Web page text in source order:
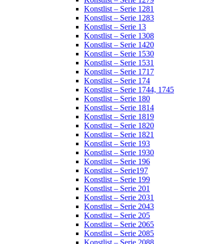
Konstlist – Serie 1281
Konstlist – Serie 1283
Konstlist – Serie 13
Konstlist – Serie 1308
Konstlist – Serie 1420
Konstlist – Serie 1530
Konstlist – Serie 1531
Konstlist – Serie 1717
Konstlist – Serie 174
Konstlist – Serie 1744, 1745
Konstlist – Serie 180
Konstlist – Serie 1814
Konstlist – Serie 1819
Konstlist – Serie 1820
Konstlist – Serie 1821
Konstlist – Serie 193
Konstlist – Serie 1930
Konstlist – Serie 196
Konstlist – Serie197
Konstlist – Serie 199
Konstlist – Serie 201
Konstlist – Serie 2031
Konstlist – Serie 2043
Konstlist – Serie 205
Konstlist – Serie 2065
Konstlist – Serie 2085
Konstlist – Serie 2088